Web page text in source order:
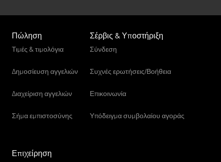
Πώληση
Τιμές & τιμολόγια
Δημοσίευση αγγελιών
Διαχείριση αγγελιών
Σήμα εμπιστοσύνης
Σέρβις & Υποστήριξη
Σύνδεση
Συχνές ερωτήσεις/Βοήθεια
Επικοινωνία
Υπόδειγμα συμβολαίου αγοράς
Επιχείρηση